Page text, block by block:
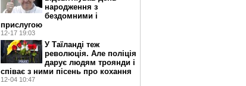
народження з
бездомними і
прислугою
12-17 19:03
У Таїланді теж
революція. Але поліція
дарує людям троянди і
співає з ними пісень про кохання
12-04 10:47